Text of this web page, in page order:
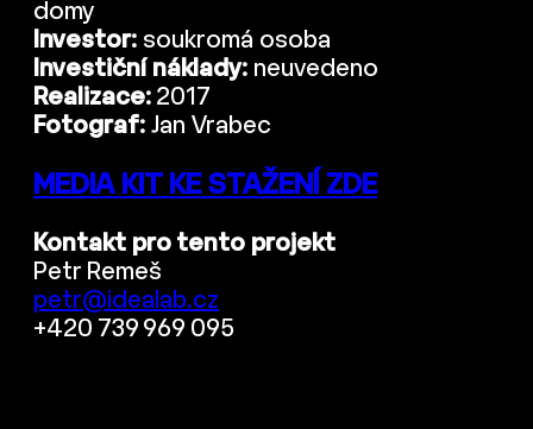
domy
Investor: soukromá osoba
Investiční náklady: neuvedeno
Realizace: 2017
Fotograf: Jan Vrabec
MEDIA KIT KE STAŽENÍ ZDE
Kontakt pro tento projekt
Petr Remeš
petr@idealab.cz
+420 739 969 095